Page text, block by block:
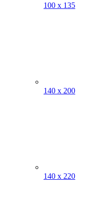
100 x 135
140 x 200
140 x 220